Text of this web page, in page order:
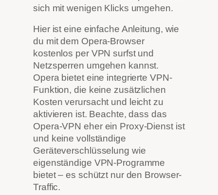
sich mit wenigen Klicks umgehen.
Hier ist eine einfache Anleitung, wie
du mit dem Opera-Browser
kostenlos per VPN surfst und
Netzsperren umgehen kannst.
Opera bietet eine integrierte VPN-
Funktion, die keine zusätzlichen
Kosten verursacht und leicht zu
aktivieren ist. Beachte, dass das
Opera-VPN eher ein Proxy-Dienst ist
und keine vollständige
Geräteverschlüsselung wie
eigenständige VPN-Programme
bietet – es schützt nur den Browser-
Traffic.